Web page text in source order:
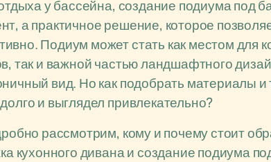
у бассейна, создание подиума под
а практичное решение, которое
Подиум может стать как местом для
так и важной частью ландшафтного
вид. Но как подобрать материалы и
и выглядел привлекательно?
рассмотрим, кому и почему стоит
кухонного дивана и создание подиума